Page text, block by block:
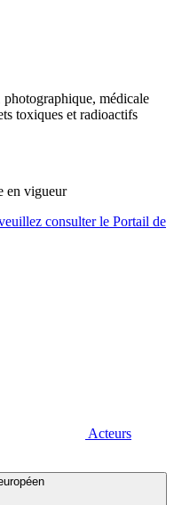
médicale
toxiques et radioactifs
en vigueur
consulter le Portail de
Acteurs